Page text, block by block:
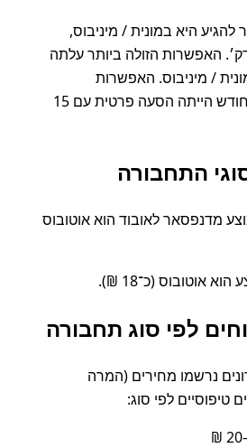
היא במונית / מיניבוס,
סביב 10 דק׳. האפשרות הזולה ביותר עלתה
מונית / מיניבוס. האפשרות
הפופולרית ביותר החודש הייתה הסעה פרטית עם 15
התחבורה
מדנפסאר לאובוד הוא אוטובוס
אוטובוס (כ־18 ₪).
לפי סוג תחבורה
נרשמו מחירים (המרה
טיפוסיים לפי סוג: